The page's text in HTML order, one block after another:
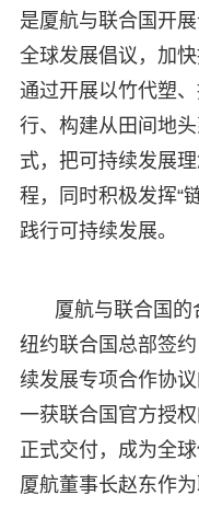
是厦航与联合国开
全球发展倡议，加
通过开展以竹代塑
行、构建从田间地
式，把可持续发展
程，同时积极发挥“
践行可持续发展。
厦航与联合国
纽约联合国总部签
续发展专项合作协
一获联合国官方授
正式交付，成为全
厦航董事长赵东作